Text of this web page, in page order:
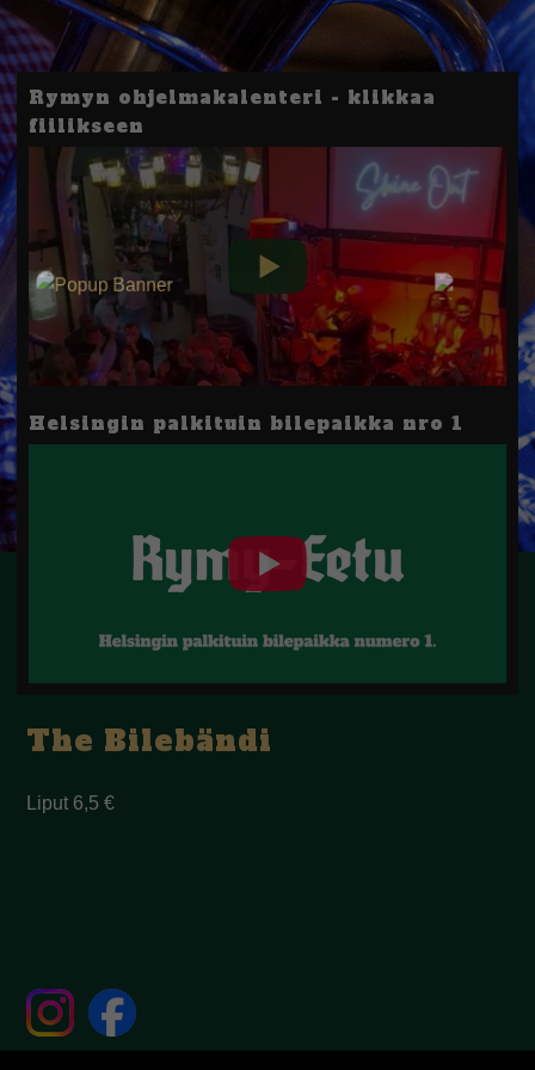
Rymyn ohjelmakalenteri - klikkaa
fiilikseen
Helsingin palkituin bilepaikka nro 1
The Bilebändi
Liput 6,5 €